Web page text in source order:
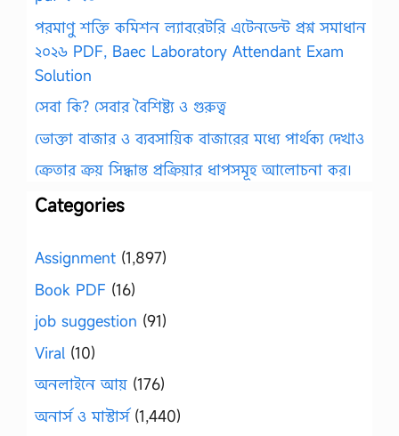
পরমাণু শক্তি কমিশন ল্যাবরেটরি এটেনডেন্ট প্রশ্ন সমাধান
২০২৬ PDF, Baec Laboratory Attendant Exam
Solution
সেবা কি? সেবার বৈশিষ্ট্য ও গুরুত্ব
ভোক্তা বাজার ও ব্যবসায়িক বাজারের মধ্যে পার্থক্য দেখাও
ক্রেতার ক্রয় সিদ্ধান্ত প্রক্রিয়ার ধাপসমূহ আলোচনা কর।
Categories
Assignment (1,897)
Book PDF (16)
job suggestion (91)
Viral (10)
অনলাইনে আয় (176)
অনার্স ও মাস্টার্স(1,440)